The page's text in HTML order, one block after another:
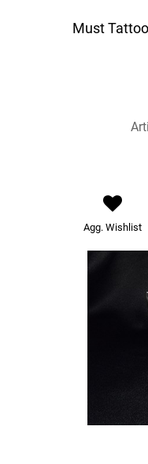
Must
Agg. Wishlist